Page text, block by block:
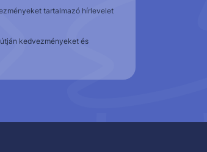
tartalmazó hírlevelet
kedvezményeket és